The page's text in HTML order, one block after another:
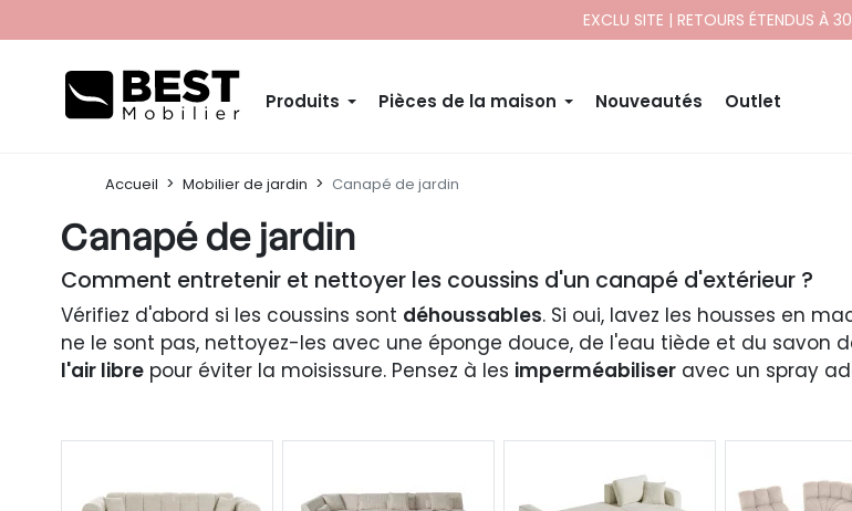
EXCLU SITE | RETOURS ÉTENDUS À
Produits Pièces de la maison Nouveautés Outlet
Accueil Mobilier de jardin Canapé de jardin
Canapé de jardin
Comment entretenir et nettoyer les coussins d'un canapé d'extérieur ?
Vérifiez d'abord si les coussins sont déhoussables. Si oui, lavez les housses en
ne le sont pas, nettoyez-les avec une éponge douce, de l'eau tiède et du savon
l'air libre pour éviter la moisissure. Pensez à les imperméabiliser avec un spray